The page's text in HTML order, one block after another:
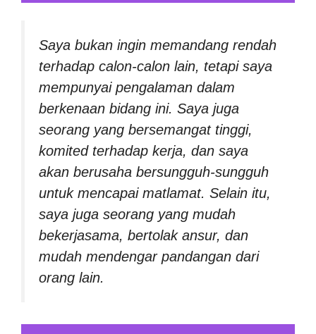
Saya bukan ingin memandang rendah
terhadap calon-calon lain, tetapi saya
mempunyai pengalaman dalam
berkenaan bidang ini. Saya juga
seorang yang bersemangat tinggi,
komited terhadap kerja, dan saya
akan berusaha bersungguh-sungguh
untuk mencapai matlamat. Selain itu,
saya juga seorang yang mudah
bekerjasama, bertolak ansur, dan
mudah mendengar pandangan dari
orang lain.